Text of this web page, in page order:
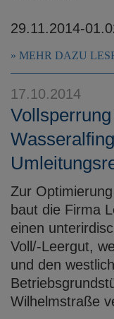
29.11.2014-
MEHR DAZU
17.10.2014
Zur
baut die Firma
einen
Voll/-Leergut,
und den
Wilhelmstraße